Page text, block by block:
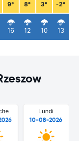
9°
16
8°
12
3°
10
-2°
13
Lundi
10-08-2026